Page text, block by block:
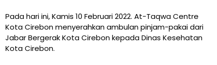
Pada hari ini, Kamis 10 Februari 2022. At-Taqwa Centre
Kota Cirebon menyerahkan ambulan pinjam-pakai dari
Jabar Bergerak Kota Cirebon kepada Dinas Kesehatan
Kota Cirebon.